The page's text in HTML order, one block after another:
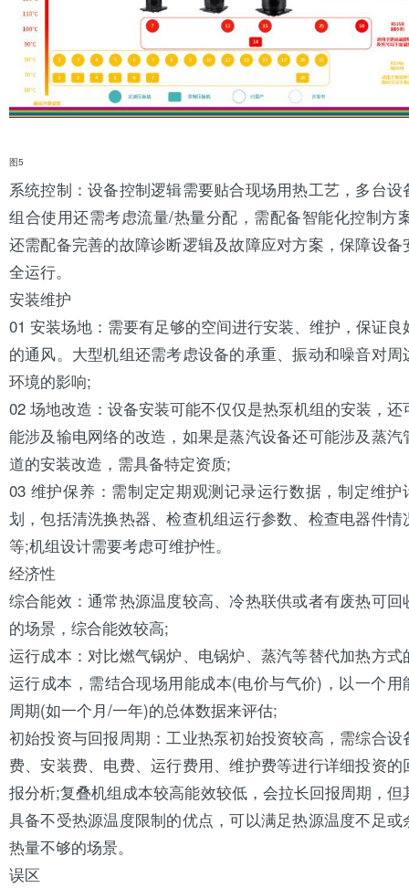
图5
系统控制：设备控制逻辑需要贴合现场用热工艺，多台设
组合使用还需考虑流量/热量分配，需配备智能化控制方
还需配备完善的故障诊断逻辑及故障应对方案，保障设备
全运行。
安装维护
01 安装场地：需要有足够的空间进行安装、维护，保证良
的通风。大型机组还需考虑设备的承重、振动和噪音对周
环境的影响;
02 场地改造：设备安装可能不仅仅是热泵机组的安装，还
能涉及输电网络的改造，如果是蒸汽设备还可能涉及蒸汽
道的安装改造，需具备特定资质;
03 维护保养：需制定定期观测记录运行数据，制定维护
划，包括清洗换热器、检查机组运行参数、检查电器件情
等;机组设计需要考虑可维护性。
经济性
综合能效：通常热源温度较高、冷热联供或者有废热可回
的场景，综合能效较高;
运行成本：对比燃气锅炉、电锅炉、蒸汽等替代加热方式
运行成本，需结合现场用能成本(电价与气价)，以一个用
周期(如一个月/一年)的总体数据来评估;
初始投资与回报周期：工业热泵初始投资较高，需综合设
费、安装费、电费、运行费用、维护费等进行详细投资的
报分析;复叠机组成本较高能效较低，会拉长回报周期，但
具备不受热源温度限制的优点，可以满足热源温度不足或
热量不够的场景。
误区